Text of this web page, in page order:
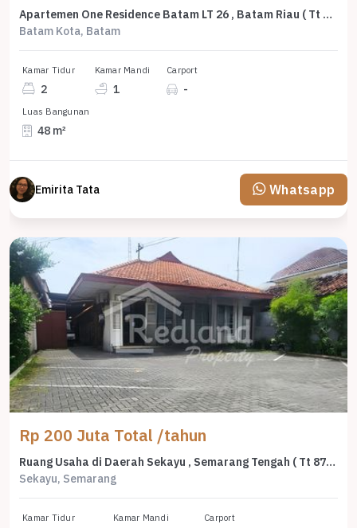
Apartemen One Residence Batam LT 26 , Batam Riau ( Tt 8797 )
Batam Kota, Batam
Kamar Tidur
2
Kamar Mandi
1
Carport
-
Luas Bangunan
48 m²
Emirita Tata Whatsapp
Rp 200 Juta Total /tahun
Ruang Usaha di Daerah Sekayu , Semarang Tengah ( Tt 8796 )
Sekayu, Semarang
Kamar Tidur Kamar Mandi Carport